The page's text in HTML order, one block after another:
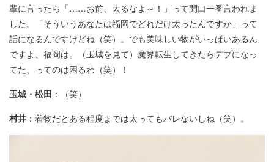
輩に言ったら「……お前、太るなよ～！」って開口一番言われま
した。「そういうあなたは福岡でどれだけ太ったんですか」って
話になるんですけどね（笑）。でも美味しい物がいっぱいあるん
ですよ、福岡は。（玉城を見て）魔界転生してきたらデブになっ
てた、ってのは困るわ（笑）！
玉城・松田 ：（笑）
村井 ：着物だとある程度までは太ってもバレないしね（笑）。